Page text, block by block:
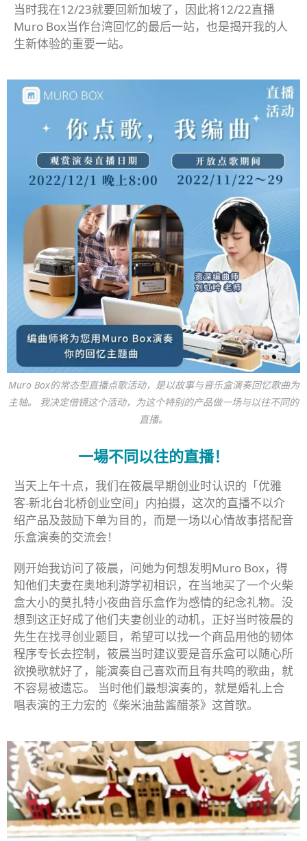
Muro Box的常态型直播点歌活动，是以故事与音乐盒演奏回忆歌曲为
主轴。 我决定借镜这个活动，为这个特别的产品做一场与以往不同的
直播。
当时我在12/23就要回新加坡了，因此将12/22直播
Muro Box当作台湾回忆的最后一站，也是揭开我的人
生新体验的重要一站。
一場不同以往的直播！
当天上午十点，我们在筱晨早期创业时认识的「优雅
客-新北台北桥创业空间」内拍摄，这次的直播不以介
绍产品及鼓励下单为目的，而是一场以心情故事搭配音
乐盒演奏的交流会！
刚开始我访问了筱晨，问她为何想发明Muro Box，得
知他们夫妻在奥地利游学初相识，在当地买了一个火柴
盒大小的莫扎特小夜曲音乐盒作为感情的纪念礼物。 没
想到这正好成了他们夫妻创业的动机，正好当时筱晨的
先生在找寻创业题目，希望可以找一个商品用他的韧体
程序专长去控制，筱晨当时建议要是音乐盒可以随心所
欲换歌就好了，能演奏自己喜欢而且有共鸣的歌曲，就
不容易被遗忘。 当时他们最想演奏的，就是婚礼上合
唱表演的王力宏的《柴米油盐酱醋茶》这首歌。